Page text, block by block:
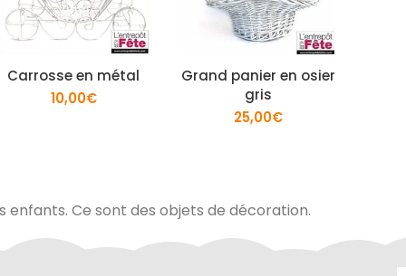
Carrosse en métal
10,00€
Grand panier en osier
gris
25,00€
enfants. Ce sont des objets de décoration.